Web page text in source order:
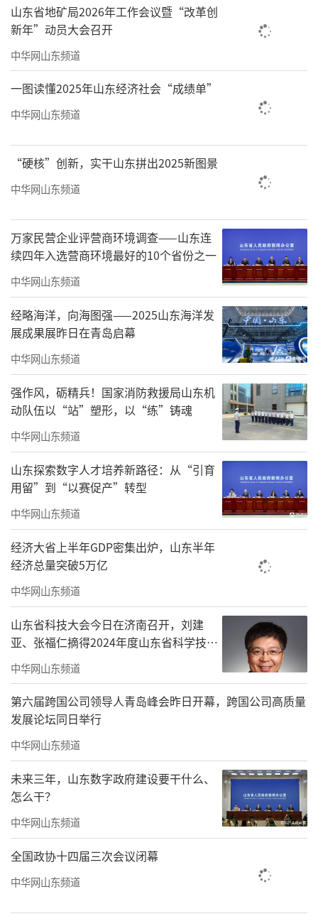
山东省地矿局2026年工作会议暨“改革创
新年”动员大会召开
中华网山东频道
一图读懂2025年山东经济社会“成绩单”
中华网山东频道
“硬核”创新，实干山东拼出2025新图景
中华网山东频道
万家民营企业评营商环境调查——山东连
续四年入选营商环境最好的10个省份之一
中华网山东频道
经略海洋，向海图强——2025山东海洋发
展成果展昨日在青岛启幕
中华网山东频道
强作风，砺精兵！国家消防救援局山东机
动队伍以“站”塑形，以“练”铸魂
中华网山东频道
山东探索数字人才培养新路径：从“引育
用留”到“以赛促产”转型
中华网山东频道
经济大省上半年GDP密集出炉，山东半年
经济总量突破5万亿
中华网山东频道
山东省科技大会今日在济南召开，刘建
亚、张福仁摘得2024年度山东省科学技术
奖最高奖！
中华网山东频道
第六届跨国公司领导人青岛峰会昨日开幕，跨国公司高质量
发展论坛同日举行
中华网山东频道
未来三年，山东数字政府建设要干什么、
怎么干？
中华网山东频道
全国政协十四届三次会议闭幕
中华网山东频道